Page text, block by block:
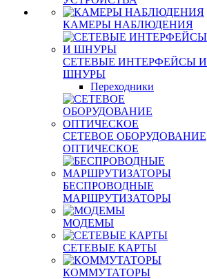
КАМЕРЫ НАБЛЮДЕНИЯ
СЕТЕВЫЕ ИНТЕРФЕЙСЫ И
ШНУРЫ
Переходники
СЕТЕВОЕ ОБОРУДОВАНИЕ
ОПТИЧЕСКОЕ
БЕСПРОВОДНЫЕ
МАРШРУТИЗАТОРЫ
МОДЕМЫ
СЕТЕВЫЕ КАРТЫ
КОММУТАТОРЫ